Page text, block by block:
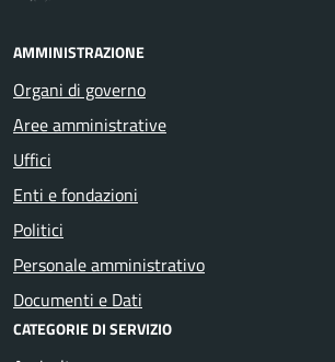
AMMINISTRAZIONE
Organi di governo
Aree amministrative
Uffici
Enti e fondazioni
Politici
Personale amministrativo
Documenti e Dati
CATEGORIE DI SERVIZIO